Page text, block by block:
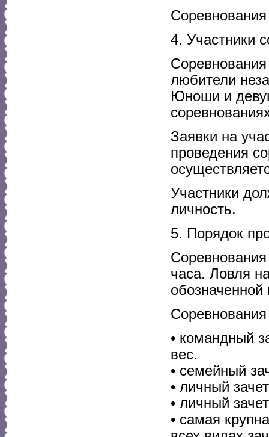
4. Участники
любители
Юноши и
Заявки на
проведения
Участники
личность.
5. Порядок
часа. Ловля
• командный
вес.
• семейный
• личный
• личный
• самая